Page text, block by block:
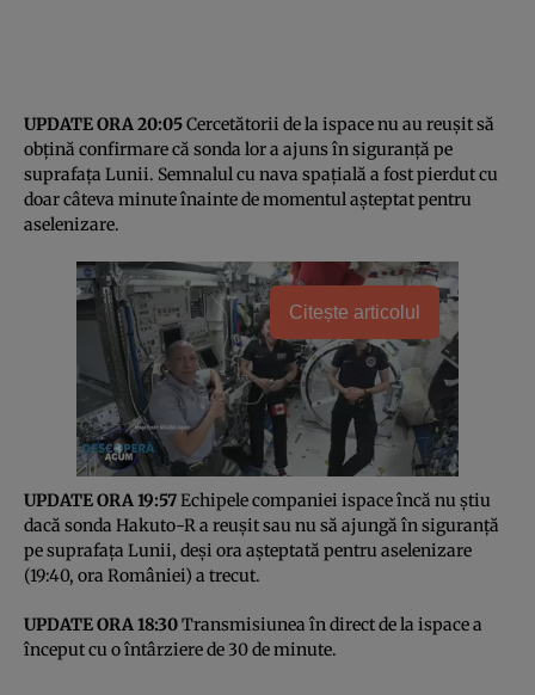
UPDATE ORA 20:05Cercetătorii de la ispace nu au reușit să
obțină confirmare că sonda lor a ajuns în siguranță pe
suprafața Lunii. Semnalul cu nava spațială a fost pierdut cu
doar câteva minute înainte de momentul așteptat pentru
aselenizare.
Citește articolul
UPDATE ORA 19:57Echipele companiei ispace încă nu știu
dacă sonda Hakuto-R a reușit sau nu să ajungă în siguranță
pe suprafața Lunii, deși ora așteptată pentru aselenizare
(19:40, ora României) a trecut.
UPDATE ORA 18:30Transmisiunea în direct de la ispace a
început cu o întârziere de 30 de minute.